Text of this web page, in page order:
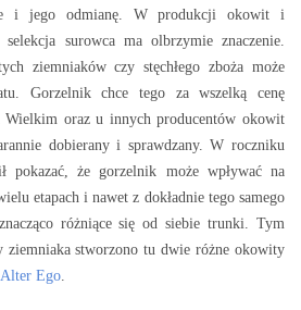
i jego odmianę. W produkcji okowit i
surowca ma olbrzymie znaczenie.
ziemniaków czy stęchłego zboża może
Gorzelnik chce tego za wszelką cenę
oraz u innych producentów okowit
dobierany i sprawdzany. W roczniku
pokazać, że gorzelnik może wpływać na
etapach i nawet z dokładnie tego samego
różniące się od siebie trunki. Tym
ziemniaka stworzono tu dwie różne okowity
Ego